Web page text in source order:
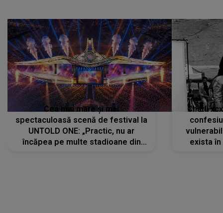
Cea mai mare și mai
spectaculoasă scenă de festival la
UNTOLD ONE: „Practic, nu ar
încăpea pe multe stadioane din
Charli
exista